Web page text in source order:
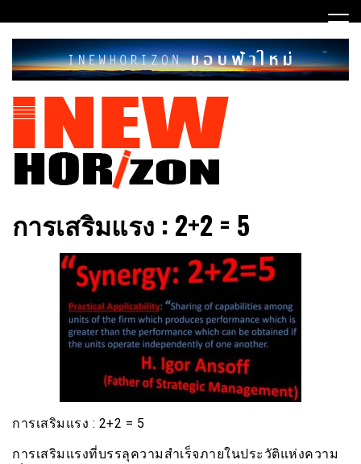
to
content
INEWHORIZON
การเสริมแรง : 2+2 = 5
การเสริมแรง : 2+2 = 5
การเสริมแรงที่บรรลุความสำเร็จภายในประวัติแห่งความ